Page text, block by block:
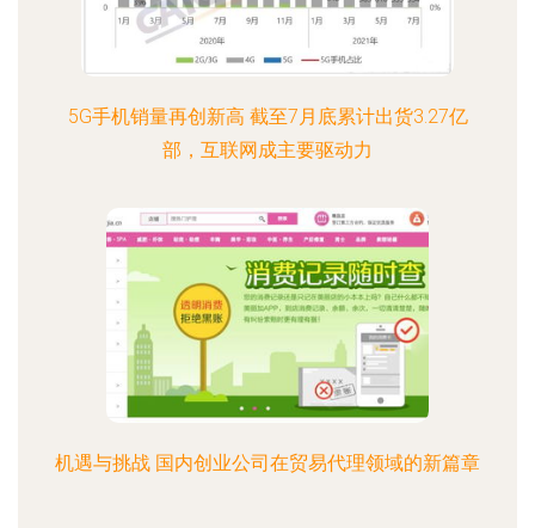
5G手机销量再创新高 截至7月底累计出货3.27亿
部，互联网成主要驱动力
机遇与挑战 国内创业公司在贸易代理领域的新篇章